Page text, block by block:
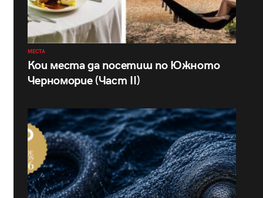
МЕСТА
Кои места да посетиш по Южното
Черноморие (Част II)